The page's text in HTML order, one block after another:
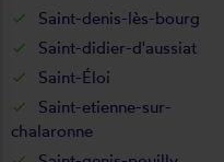
Saint-denis-lès-bourg
Saint-didier-d'aussiat
Saint-Éloi
Saint-etienne-sur-
chalaronne